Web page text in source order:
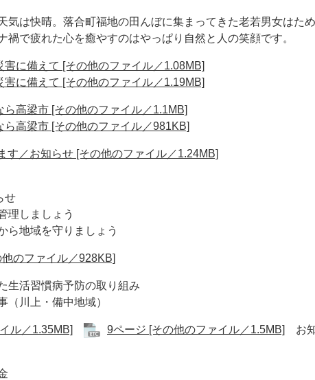
気は快晴。落合町福地の田んぼに集まってきた老若男女はた
禍で疲れた心を癒やすのはやっぱり自然と人の笑顔です。
に備えて [その他のファイル／1.08MB]
に備えて [その他のファイル／1.19MB]
高梁市 [その他のファイル／1.1MB]
高梁市 [その他のファイル／981KB]
す／お知らせ [その他のファイル／1.24MB]
せ
理しましょう
ら地域を守りましょう
のファイル／928KB]
生活習慣病予防の取り組み
（川上・備中地域）
ル／1.35MB] 9ページ [その他のファイル／1.5MB] お